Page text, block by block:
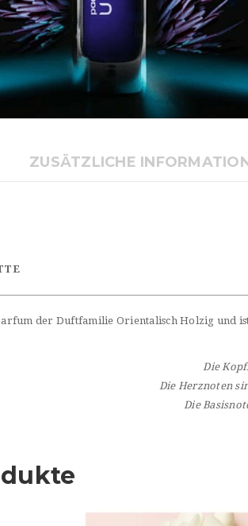
ZUSÄTZLICHE
der Duftfamilie Orientalisch Holzig und
Die
Die Herznoten
Die